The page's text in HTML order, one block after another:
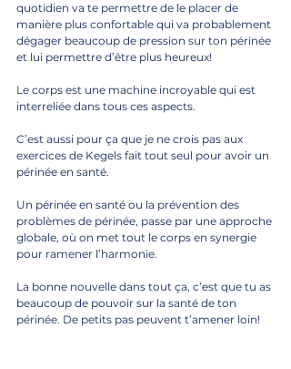
quotidien va te permettre de le placer de
manière plus confortable qui va probablement
dégager beaucoup de pression sur ton périnée
et lui permettre d’être plus heureux!
Le corps est une machine incroyable qui est
interreliée dans tous ces aspects.
C’est aussi pour ça que je ne crois pas aux
exercices de Kegels fait tout seul pour avoir un
périnée en santé.
Un périnée en santé ou la prévention des
problèmes de périnée, passe par une approche
globale, où on met tout le corps en synergie
pour ramener l’harmonie.
La bonne nouvelle dans tout ça, c’est que tu as
beaucoup de pouvoir sur la santé de ton
périnée. De petits pas peuvent t’amener loin!